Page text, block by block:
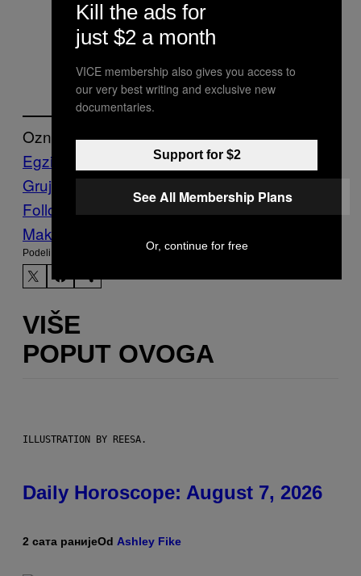
Sonja za Muzej savremene
umetnosti u Vojvodini
Foto: Sunčica Pasuljević Kandić
Označeno:
Egzibicija
izložba Kultura
Grujić
projekat Umetnost Vice Blog
Follow Us On Discover
Make Us Preferred In Top Stories
Podeli:
VIŠE
POPUT OVOGA
ILLUSTRATION BY REESA.
Daily Horoscope: August 7, 2026
2 сата ранијеOd Ashley Fike
Kill the ads for
just $2 a month
VICE membership also gives you access to
our very best writing and exclusive new
documentaries.
Support for $2
See All Membership Plans
Or, continue for free